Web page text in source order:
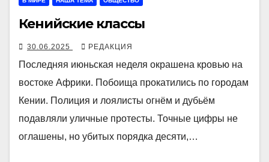
Кенийские классы
30.06.2025 РЕДАКЦИЯ
Последняя июньская неделя окрашена кровью на
востоке Африки. Побоища прокатились по городам
Кении. Полиция и лоялисты огнём и дубьём
подавляли уличные протесты. Точные цифры не
оглашены, но убитых порядка десяти,…